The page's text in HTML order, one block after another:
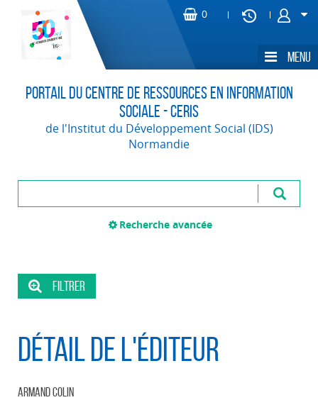
Portail du Centre de Ressources en Information
Sociale - CERIS
de l'Institut du Développement Social (IDS)
Normandie
Recherche avancée
Détail de l'éditeur
Armand Colin